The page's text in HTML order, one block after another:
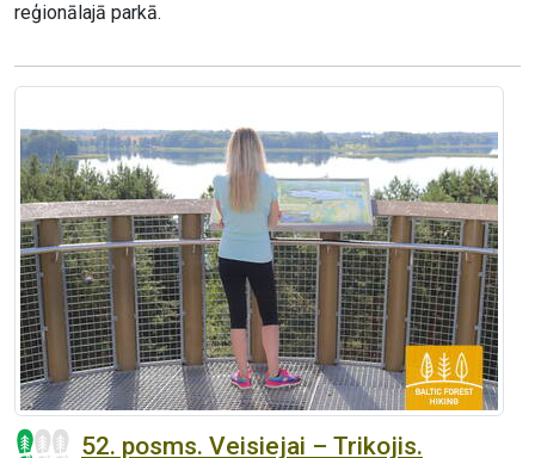
reģionālajā parkā.
52. posms. Veisiejai – Trikojis.